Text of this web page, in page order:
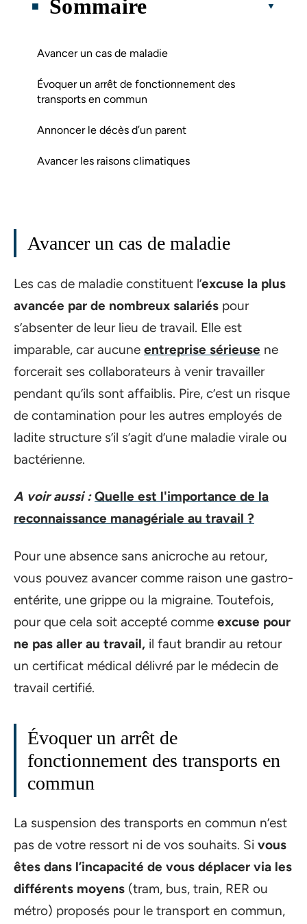
Sommaire
Avancer un cas de maladie
Évoquer un arrêt de fonctionnement des
transports en commun
Annoncer le décès d’un parent
Avancer les raisons climatiques
Avancer un cas de maladie
Les cas de maladie constituent l’excuse la plus
avancée par de nombreux salariés pour
s’absenter de leur lieu de travail. Elle est
imparable, car aucune entreprise sérieuse ne
forcerait ses collaborateurs à venir travailler
pendant qu’ils sont affaiblis. Pire, c’est un risque
de contamination pour les autres employés de
ladite structure s’il s’agit d’une maladie virale ou
bactérienne.
A voir aussi : Quelle est l'importance de la
reconnaissance managériale au travail ?
Pour une absence sans anicroche au retour,
vous pouvez avancer comme raison une gastro-
entérite, une grippe ou la migraine. Toutefois,
pour que cela soit accepté comme excuse pour
ne pas aller au travail, il faut brandir au retour
un certificat médical délivré par le médecin de
travail certifié.
Évoquer un arrêt de
fonctionnement des transports en
commun
La suspension des transports en commun n’est
pas de votre ressort ni de vos souhaits. Si vous
êtes dans l’incapacité de vous déplacer via les
différents moyens (tram, bus, train, RER ou
métro) proposés pour le transport en commun,